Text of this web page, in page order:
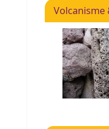
Volcanisme